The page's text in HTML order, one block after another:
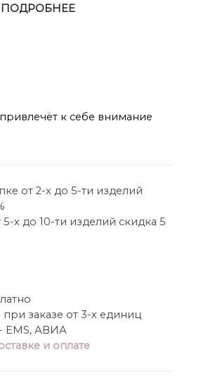
ПОДРОБНЕЕ
к себе внимание
часть плеча и груди
из бусин и жемчуга.
на притачной манжете на
позволяют создавать
Оно идеально сочетает в
от 2-х до 5-ти изделий
х до 10-ти изделий скидка 5
при заказе от 3-х единиц
- EMS, АВИА
и оплате